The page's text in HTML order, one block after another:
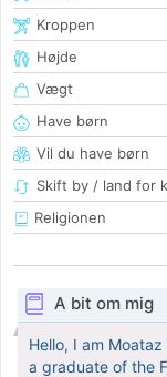
Kroppen
Højde
Vægt
Have børn
Vil du have børn
Skift by / land for
Religionen
A bit om mig
Hello, I am
a graduate of the